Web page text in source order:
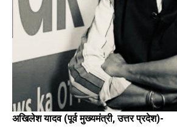
अखिलेश यादव (पूर्व मुख्यमंत्री, उत्तर प्रदेश)-